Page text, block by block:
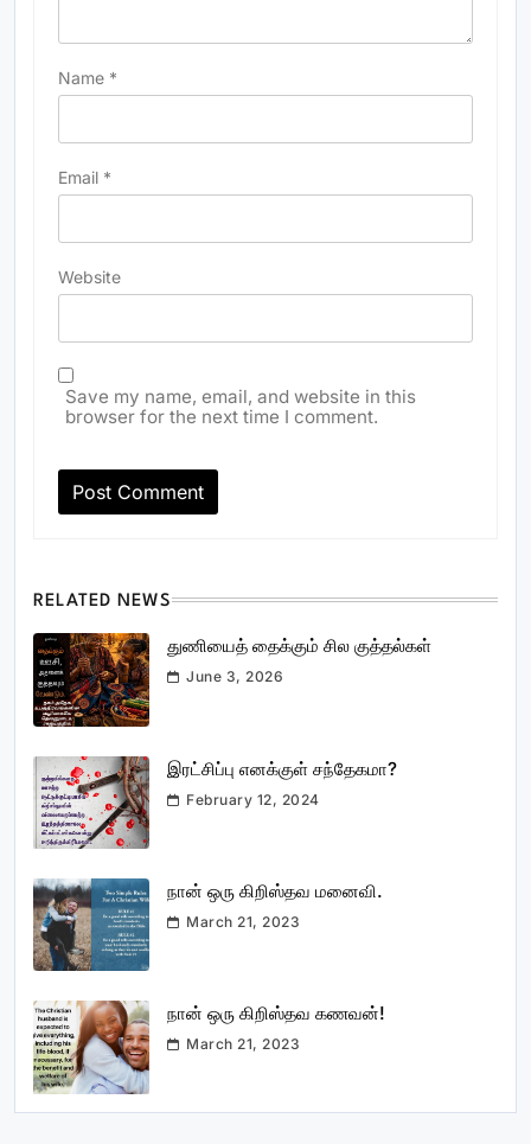
Name *
Email *
Website
Save my name, email, and website in this
browser for the next time I comment.
RELATED NEWS
துணியைத் தைக்கும் சில குத்தல்கள்
June 3, 2026
இரட்சிப்பு எனக்குள் சந்தேகமா?
February 12, 2024
நான் ஒரு கிறிஸ்தவ மனைவி.
March 21, 2023
நான் ஒரு கிறிஸ்தவ கணவன்!
March 21, 2023